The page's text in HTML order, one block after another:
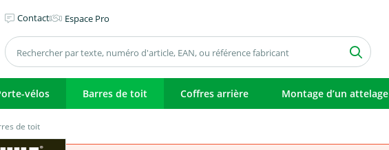
Contact Espace Pro
vélos Barres de toit Coffres arrière Montage d’un attelage
de toit